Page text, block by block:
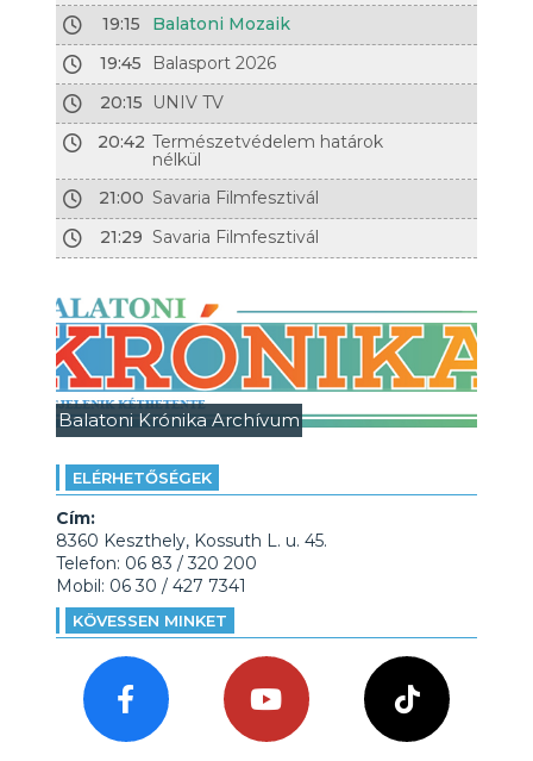
19:15
Balatoni Mozaik
19:45
Balasport 2026
20:15
UNIV TV
20:42 Természetvédelem határok
nélkül
21:00 Savaria Filmfesztivál
21:29 Savaria Filmfesztivál
Balatoni Krónika Archívum
ELÉRHETŐSÉGEK
Cím:
8360 Keszthely, Kossuth L. u. 45.
Telefon: 06 83 / 320 200
Mobil: 06 30 / 427 7341
KÖVESSEN MINKET